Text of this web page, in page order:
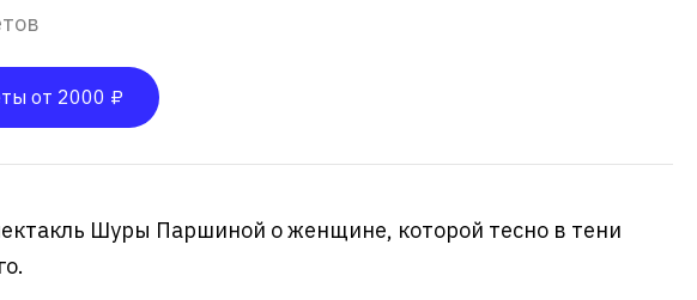
от 2000 ₽
Шуры Паршиной о женщине, которой тесно в тени